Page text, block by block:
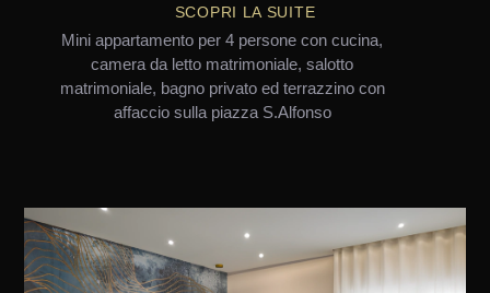
SCOPRI LA SUITE
Mini appartamento per 4 persone con cucina,
camera da letto matrimoniale, salotto
matrimoniale, bagno privato ed terrazzino con
affaccio sulla piazza S.Alfonso